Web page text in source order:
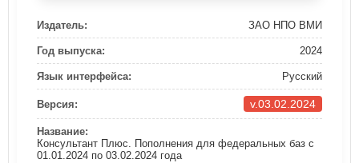
Издатель: ЗАО НПО ВМИ
Год выпуска: 2024
Язык интерфейса: Русский
Версия: v.03.02.2024
Название:
Консультант Плюс. Пополнения для федеральных баз с
01.01.2024 по 03.02.2024 года